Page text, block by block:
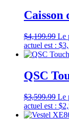
Caisson
$4,199.99 Le
actuel est :
QSC
$3,599.99 Le
actuel est :